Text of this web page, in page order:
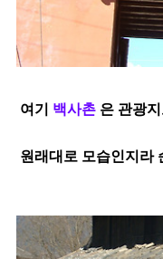
여기 백사촌 은 관광
원래대로 모습인지라